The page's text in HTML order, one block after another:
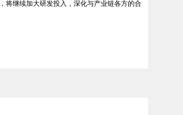
将继续加大研发投入，深化与产业链各方的合